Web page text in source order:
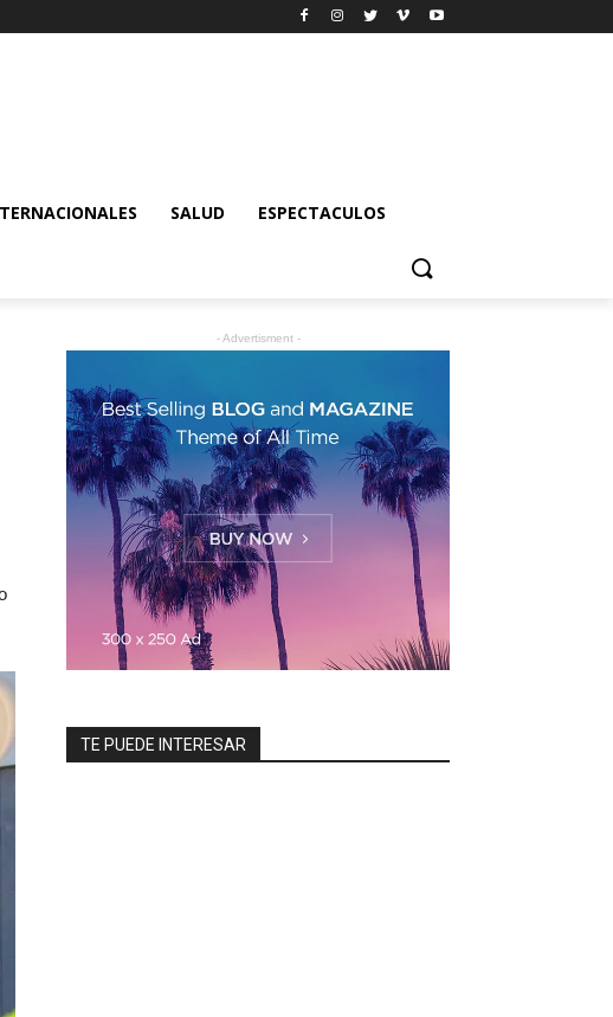
SALUD ESPECTACULOS
- Advertisment -
TE PUEDE INTERESAR